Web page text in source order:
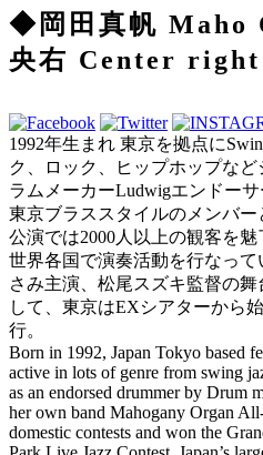
◆岡田真帆 Maho
央右 Center right
1992年生まれ 東京を拠点に
ク、ロック、ヒップホップな
ラムメーカーLudwigエンドー
東京ブラススタイルのメンバ
公演では2000人以上の観客を
世界各国で演奏活動を行なって
さみ主演、松尾スズキ監督の
して、東京はEXシアターから
行。
Born in 1992, Japan Tokyo based
active in lots of genre from swing
as an endorsed drummer by Drum
her own band Mahogany Organ
domestic contests and won the